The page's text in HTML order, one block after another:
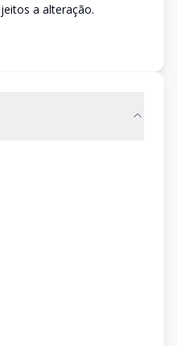
a alteração.